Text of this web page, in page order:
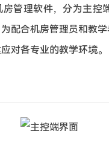
管理软件，分为主控
配合机房管理员和教
对各专业的教学环境。